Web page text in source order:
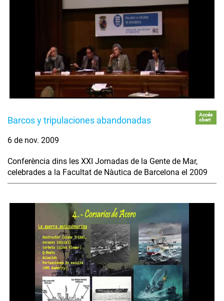
Barcos y tripulaciones abandonadas
Accés
obert
6 de nov. 2009
Conferència dins les XXI Jornadas de la Gente de Mar,
celebrades a la Facultat de Nàutica de Barcelona el 2009